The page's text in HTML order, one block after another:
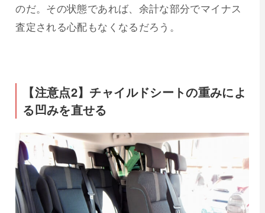
のだ。その状態であれば、余計な部分でマイナス
査定される心配もなくなるだろう。
【注意点2】チャイルドシートの重みによ
る凹みを直せる